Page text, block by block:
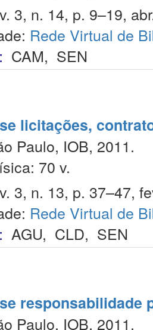
3, n. 14, p. 9–19,
Rede Virtual de
CAM, SEN
licitações,
Paulo, IOB, 2011.
70 v.
3, n. 13, p. 37–47,
Rede Virtual de
AGU, CLD, SEN
responsabilidade
Paulo, IOB, 2011.